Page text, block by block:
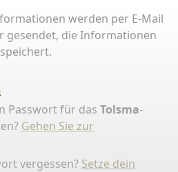
werden per E-Mail
gesendet, die Informationen
Passwort für das Tolsma-
Gehen Sie zur
vergessen? Setze dein